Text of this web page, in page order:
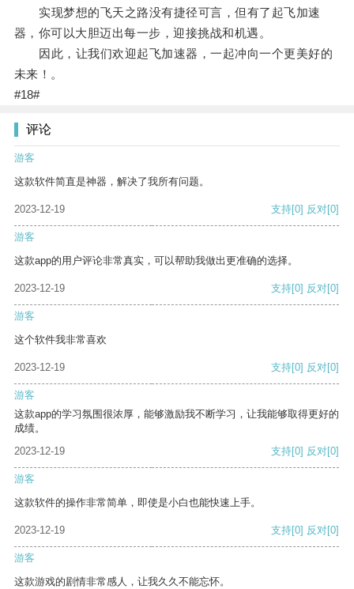
实现梦想的飞天之路没有捷径可言，但有了起飞加速
器，你可以大胆迈出每一步，迎接挑战和机遇。
因此，让我们欢迎起飞加速器，一起冲向一个更美好的
未来！。
#18#
评论
游客
这款软件简直是神器，解决了我所有问题。
2023-12-19 支持[0] 反对[0]
游客
这款app的用户评论非常真实，可以帮助我做出更准确的选择。
2023-12-19 支持[0] 反对[0]
游客
这个软件我非常喜欢
2023-12-19 支持[0] 反对[0]
游客
这款app的学习氛围很浓厚，能够激励我不断学习，让我能够取得更好的
成绩。
2023-12-19
支持[0] 反对[0]
游客
这款软件的操作非常简单，即使是小白也能快速上手。
2023-12-19 支持[0] 反对[0]
游客
这款游戏的剧情非常感人，让我久久不能忘怀。